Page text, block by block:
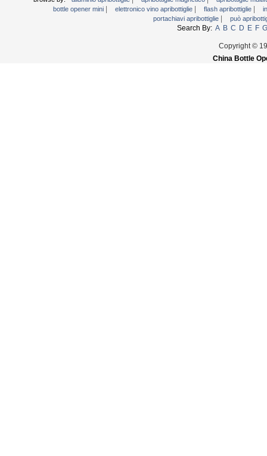
bottle opener mini
elettronico vino apribottiglie flash apribottiglie
portachiavi apribottiglie
può
Search By: A B C D E F G
Copyright ©
China Bottle